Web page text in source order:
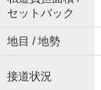
セットバック
地目 / 地勢
接道状況